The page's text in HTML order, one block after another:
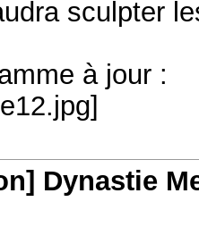
sculpter
à jour :
Dynastie